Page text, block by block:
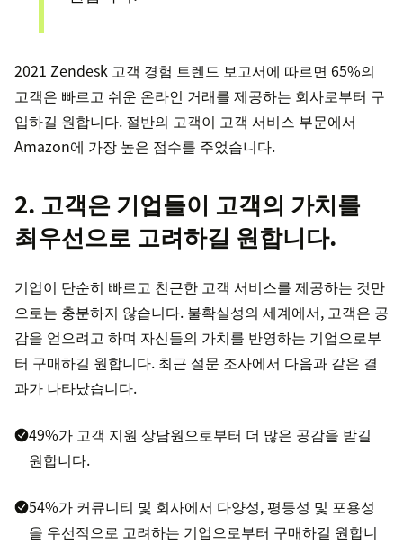
2021 Zendesk 고객 경험 트렌드 보고서에 따르면 65%의
고객은 빠르고 쉬운 온라인 거래를 제공하는 회사로부터 구
입하길 원합니다. 절반의 고객이 고객 서비스 부문에서
Amazon에 가장 높은 점수를 주었습니다.
2. 고객은 기업들이 고객의 가치를
최우선으로 고려하길 원합니다.
기업이 단순히 빠르고 친근한 고객 서비스를 제공하는 것만
으로는 충분하지 않습니다. 불확실성의 세계에서, 고객은 공
감을 얻으려고 하며 자신들의 가치를 반영하는 기업으로부
터 구매하길 원합니다. 최근 설문 조사에서 다음과 같은 결
과가 나타났습니다.
49%가 고객 지원 상담원으로부터 더 많은 공감을 받길
원합니다.
54%가 커뮤니티 및 회사에서 다양성, 평등성 및 포용성
을 우선적으로 고려하는 기업으로부터 구매하길 원합니